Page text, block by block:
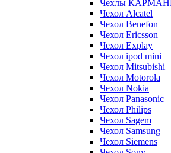
Чехлы
Чехол Alcatel
Чехол Benefon
Чехол Ericsson
Чехол Explay
Чехол ipod mini
Чехол Mitsubishi
Чехол Motorola
Чехол Nokia
Чехол Panasonic
Чехол Philips
Чехол Sagem
Чехол Samsung
Чехол Siemens